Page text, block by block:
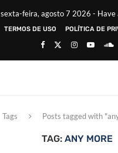
sexta-feira, agosto 7 2026 - Have
TERMOS DE USO POLÍTICA DE
Tags Posts tagged with
TAG: ANY MORE